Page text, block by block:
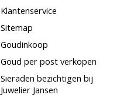
Klantenservice
Sitemap
Goudinkoop
Goud per post verkopen
Sieraden bezichtigen bij
Juwelier Jansen